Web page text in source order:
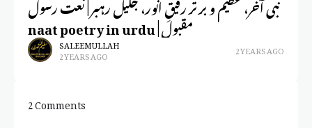
مقبول | naat poetry in urdu
SALEEM ULLAH
2 YEARS AGO 2 YEARS AGO
2 Comments